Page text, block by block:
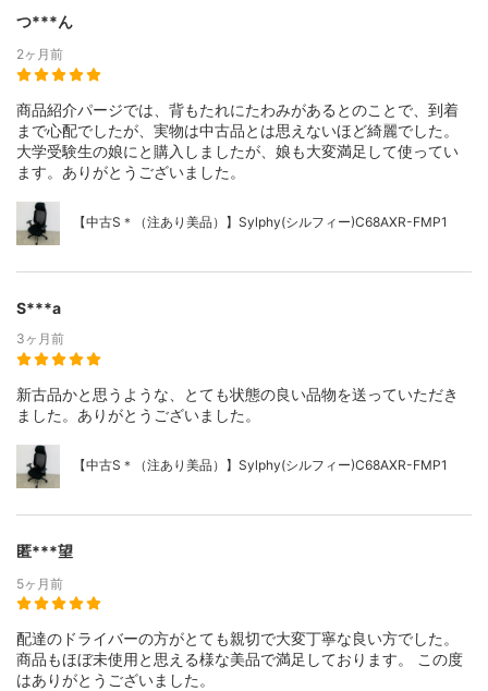
つ***ん
2ヶ月前
商品紹介パージでは、背もたれにたわみがあるとのことで、到着
まで心配でしたが、実物は中古品とは思えないほど綺麗でした。
大学受験生の娘にと購入しましたが、娘も大変満足して使ってい
ます。ありがとうございました。
【中古S＊（注あり美品）】Sylphy(シルフィー)C68AXR-FMP1
S***a
3ヶ月前
新古品かと思うような、とても状態の良い品物を送っていただき
ました。ありがとうございました。
【中古S＊（注あり美品）】Sylphy(シルフィー)C68AXR-FMP1
匿***望
5ヶ月前
配達のドライバーの方がとても親切で大変丁寧な良い方でした。
商品もほぼ未使用と思える様な美品で満足しております。 この度
はありがとうございました。